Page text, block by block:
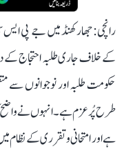
رانچی: جھارکھنڈ میں جے پی
کے خلاف جاری طلبہ احتجاج کے
حکومت طلبہ اور نوجوانوں
طرح پُرعزم ہے۔ انہوں نے
ہے اور امتحانی و تقرری کے